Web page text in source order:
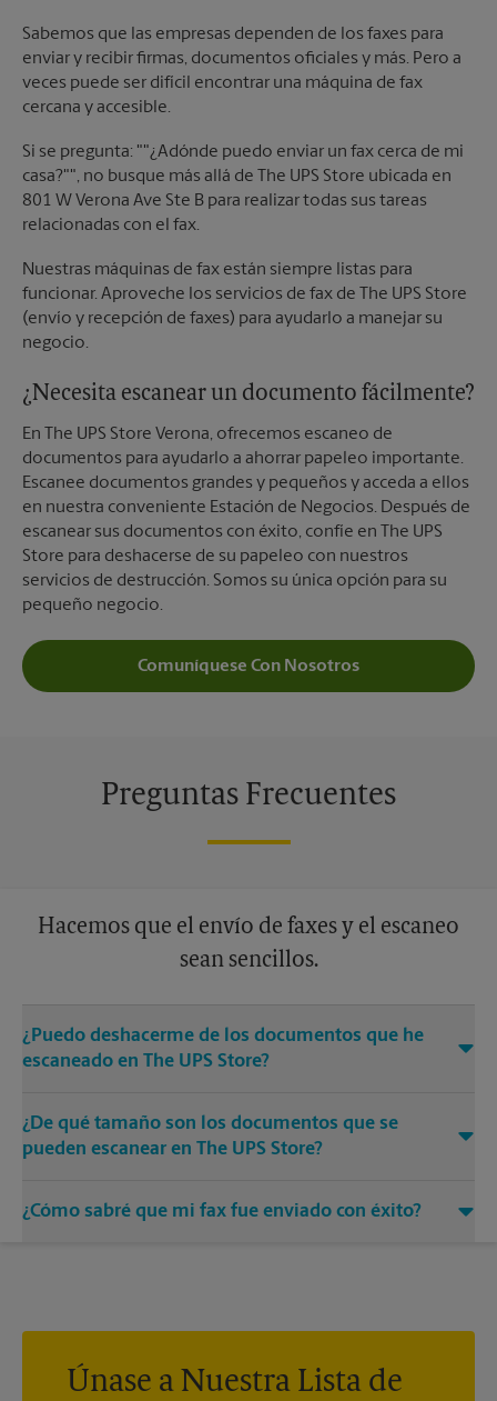
Sabemos que las empresas dependen de los faxes para
enviar y recibir firmas, documentos oficiales y más. Pero a
veces puede ser difícil encontrar una máquina de fax
cercana y accesible.
Si se pregunta: ""¿Adónde puedo enviar un fax cerca de mi
casa?"", no busque más allá de The UPS Store ubicada en
801 W Verona Ave Ste B para realizar todas sus tareas
relacionadas con el fax.
Nuestras máquinas de fax están siempre listas para
funcionar. Aproveche los servicios de fax de The UPS Store
(envío y recepción de faxes) para ayudarlo a manejar su
negocio.
¿Necesita escanear un documento fácilmente?
En The UPS Store Verona, ofrecemos escaneo de
documentos para ayudarlo a ahorrar papeleo importante.
Escanee documentos grandes y pequeños y acceda a ellos
en nuestra conveniente Estación de Negocios. Después de
escanear sus documentos con éxito, confíe en The UPS
Store para deshacerse de su papeleo con nuestros
servicios de destrucción. Somos su única opción para su
pequeño negocio.
Comuníquese Con Nosotros
Preguntas Frecuentes
Hacemos que el envío de faxes y el escaneo
sean sencillos.
¿Puedo deshacerme de los documentos que he
escaneado en The UPS Store?
documento o medio que necesite destruir.
¿De qué tamaño son los documentos que se
pueden escanear en The UPS Store?
llámenos al (608) 497-0622 y hable con los asociados para
¿Cómo sabré que mi fax fue enviado con éxito?
Únase a Nuestra Lista de